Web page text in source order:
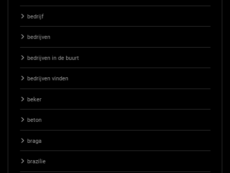
bedrijf
bedrijven
bedrijven in de buurt
bedrijven vinden
beker
beton
braga
brazilie